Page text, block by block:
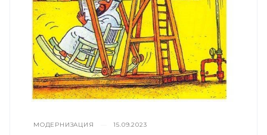
МОДЕРНИЗАЦИЯ 15.09.2023